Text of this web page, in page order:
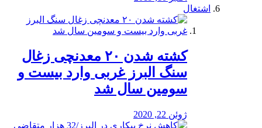
اشتغال
کشته شدن ۲۰ معدنچی زغال
سنگ البرز غربی وارد بیست و
سومین سال شد
ژوئن 22, 2020